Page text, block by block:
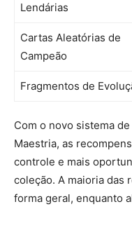
Lendárias
Cartas Aleatórias de
Campeão
Fragmentos de
Com o novo sistema
Maestria, as
controle e mais
coleção. A maioria das
forma geral, enquanto